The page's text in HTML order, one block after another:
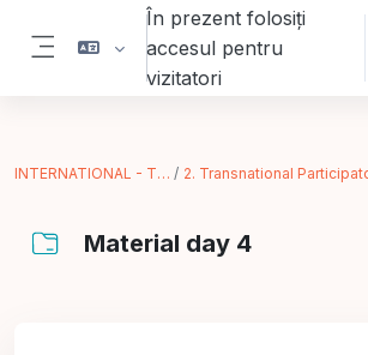
Sari la conţinutul principal
Panou lateral
În prezent folosiți
accesul pentru
vizitatori
INTERNATIONAL - TRAINING IN ACTION
Material day 4